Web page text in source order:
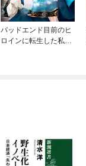
バッドエンド目前のヒ
ロインに転生した私、